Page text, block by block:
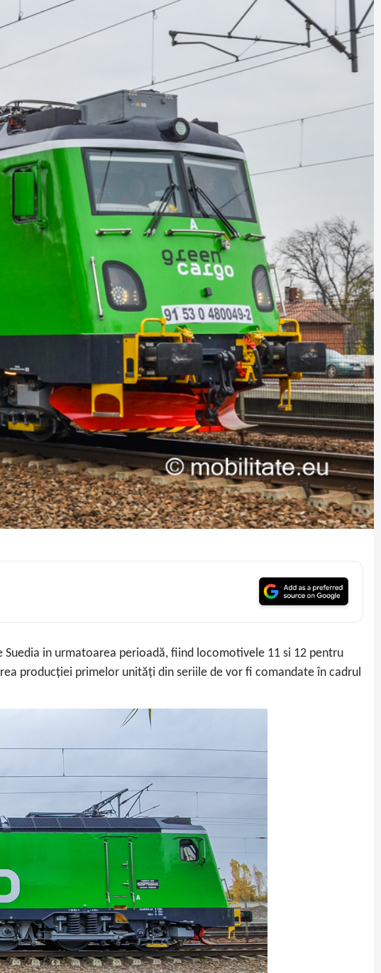
in urmatoarea perioadă, fiind locomotivele 11 si 12 pentru
producției primelor unități din seriile de vor fi comandate în cadrul